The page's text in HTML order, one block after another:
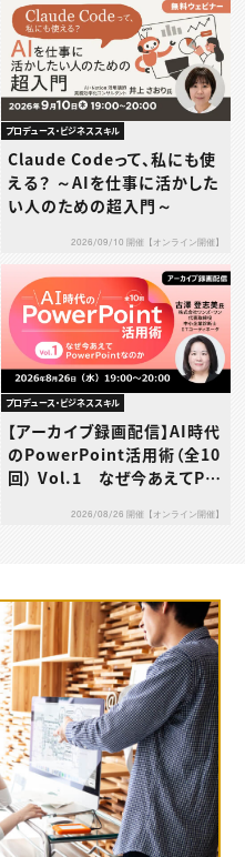
プロデュース・ビジネススキル
Claude Codeって、私にも使
える？ ～AIを仕事に活かした
い人のための超入門～
2026/09/10 開催【オンライン開催】
プロデュース・ビジネススキル
【アーカイブ録画配信】AI時代
のPowerPoint活用術（全10
回） Vol.1 なぜ今あえてPo
2026/08/26 開催【オンライン開催】